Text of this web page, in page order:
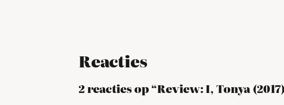
Reacties
2 reacties op “Review: I, Tonya